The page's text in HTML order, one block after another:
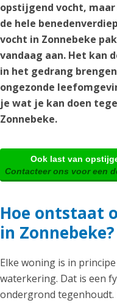
opstijgend vocht,
de hele
vocht in Zonnebeke
vandaag aan. Het kan
in het gedrang
ongezonde
je wat je kan doen
Zonnebeke.
Ook last van
Contacteer ons voor een
Hoe ontstaat
in Zonnebeke?
Elke woning is in
waterkering. Dat is een
ondergrond tegenhoudt.